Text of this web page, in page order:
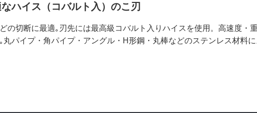
ハイス（コバルト入）のこ刃
の切断に最適｡刃先には最高級コバルト入りハイスを使用。高速度・
パイプ・角パイプ・アングル・H形鋼・丸棒などのステンレス材料